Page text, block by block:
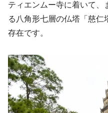
ティエンムー寺に着いて、
る八角形七層の仏塔「慈仁
存在です。